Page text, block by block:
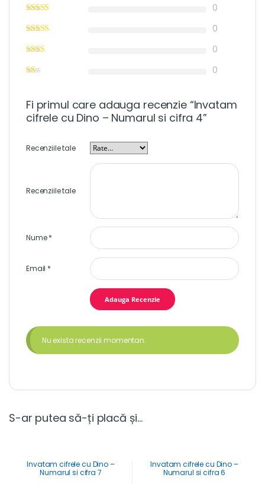
0
0
0
0
Fi primul care adauga recenzie “Invatam
cifrele cu Dino – Numarul si cifra 4”
Recenziile tale
Recenziile tale
Nume*
Email *
Nu exista recenzii momentan.
S-ar putea să-ți placă și…
Invatam cifrele cu Dino –
Numarul si cifra 7
Invatam cifrele cu Dino –
Numarul si cifra 6